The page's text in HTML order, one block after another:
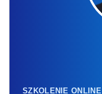
SZKOLENIE ONLINE